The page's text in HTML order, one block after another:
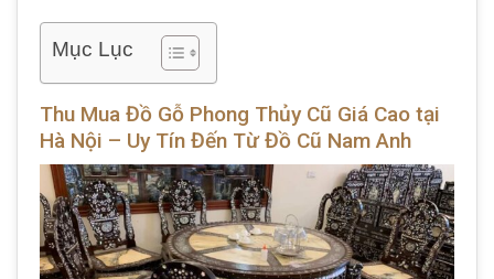
Mục Lục
Thu Mua Đồ Gỗ Phong Thủy Cũ Giá Cao tại
Hà Nội – Uy Tín Đến Từ Đồ Cũ Nam Anh